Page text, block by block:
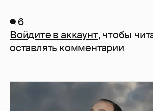
6
Войдите в аккаунт, чтобы
оставлять комментарии